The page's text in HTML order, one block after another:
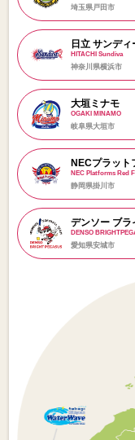
埼玉県戸田市
日立 サンディ
HITACHI Sundiva
神奈川県横浜市
大垣ミナモ
OGAKI MINAMO
岐阜県大垣市
NECプラット
NEC Platforms Red
静岡県掛川市
デンソー ブラ
DENSO
愛知県安城市